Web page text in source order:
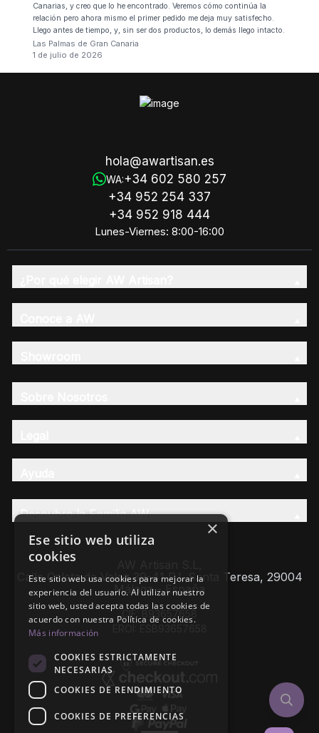
Canarias, y creo que lo he encontrado. Veremos cómo continúa la
relación pero ahora mismo el primer pedido me deja muy satisfecho.
Llego antes de tiempo, y, sin ser dos productos, lo demás llego intacto.
Las Palmas de Gran Canaria
1 de julio de 2026
hola@awartisan.es
WA:+34 602 580 257
+34 952 254 337
+34 952 918 444
Lunes-Viernes: 8:00-16:00
Descubre la Familia AW
Calle Caleta de Velez 39-41 P.I. Santa Teresa, 29004
Málaga - España
CIF: B93657658
×
Ese sitio web utiliza
cookies
Este sitio web usa cookies para mejorar la
experiencia del usuario. Al utilizar nuestro
sitio web, usted acepta todas las cookies de
acuerdo con nuestra Política de cookies.
Más información
COOKIES ESTRICTAMENTE
NECESARIAS
COOKIES DE RENDIMIENTO
COOKIES DE PREFERENCIAS